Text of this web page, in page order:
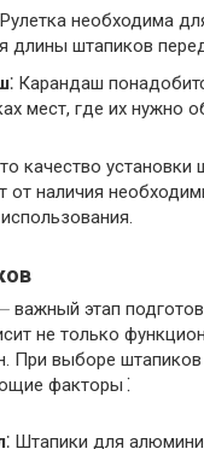
Рулетка необходима
длины штапиков
⁚ Карандаш
мест, где их нужно
качество установки
от наличия
важный этап
не только
При выборе штапиков
факторы⁚
⁚ Штапики для